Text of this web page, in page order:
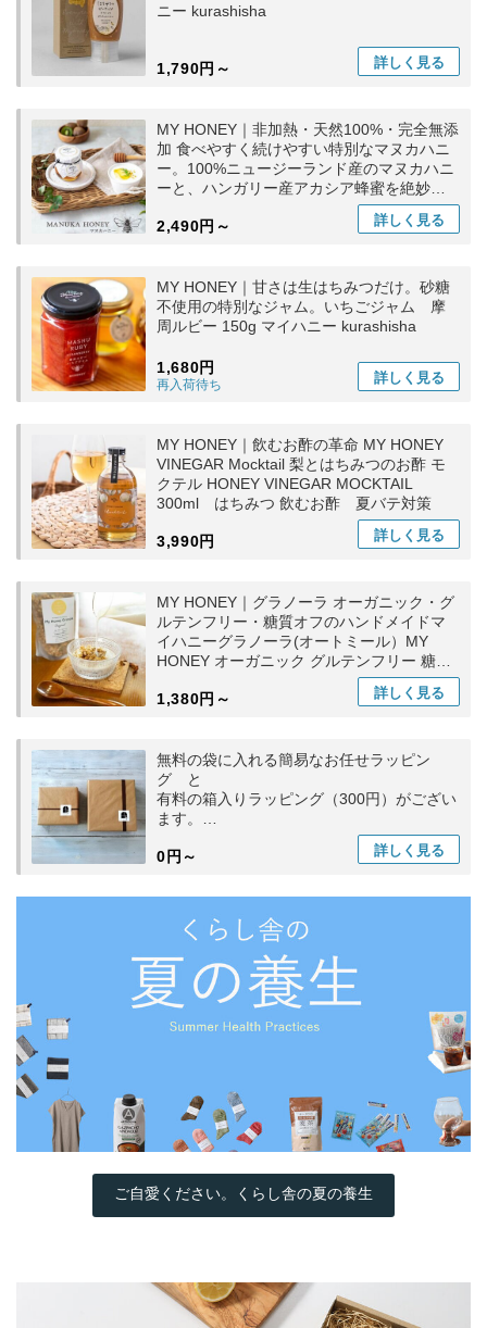
ニー kurashisha
1,790円～ 詳しく 見る
MY HONEY｜非加熱・天然100%・完全無添
加 食べやすく続けやすい特別なマヌカハニ
ー。100%ニュージーランド産のマヌカハニ
ーと、ハンガリー産アカシア蜂蜜を絶妙に
ブレンド。マイハニー kurashisha
2,490円～
詳しく 見る
MY HONEY｜甘さは生はちみつだけ。砂糖
不使用の特別なジャム。いちごジャム 摩
周ルビー 150g マイハニー kurashisha
1,680円
再入荷待ち 詳しく 見る
MY HONEY｜飲むお酢の革命 MY HONEY
VINEGAR Mocktail 梨とはちみつのお酢 モ
クテル HONEY VINEGAR MOCKTAIL
300ml はちみつ 飲むお酢 夏バテ対策
3,990円 詳しく 見る
MY HONEY｜グラノーラ オーガニック・グ
ルテンフリー・糖質オフのハンドメイドマ
イハニーグラノーラ(オートミール）MY
HONEY オーガニック グルテンフリー 糖質
1,380円～
詳しく 見る
無料の袋に入れる簡易なお任せラッピン
グ と
有料の箱入りラッピング（300円）がござい
ます。
0円～
詳しく 見る
ご自愛ください。くらし舎の夏の養生